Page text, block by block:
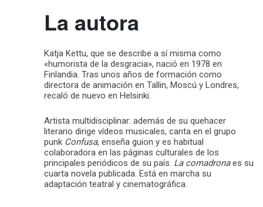
La autora
Katja Kettu, que se describe a sí misma como
«humorista de la desgracia», nació en 1978 en
Finlandia. Tras unos años de formación como
directora de animación en Tallin, Moscú y Londres,
recaló de nuevo en Helsinki.
Artista multidisciplinar: además de su quehacer
literario dirige vídeos musicales, canta en el grupo
punk Confusa, enseña guion y es habitual
colaboradora en las páginas culturales de los
principales periódicos de su país. La comadronaes su
cuarta novela publicada. Está en marcha su
adaptación teatral y cinematográfica.